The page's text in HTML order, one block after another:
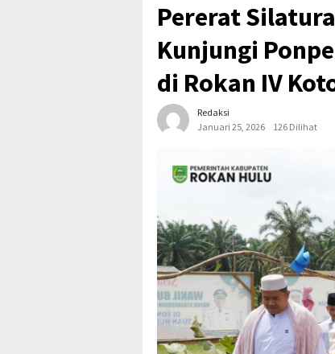
Pererat
Kunjungi
di Rokan IV
Redaksi
Januari 25, 2026
126 Dilihat